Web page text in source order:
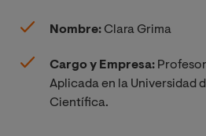
Nombre: Clara Grima
Cargo y Empresa:
Aplicada en la Universidad
Científica.